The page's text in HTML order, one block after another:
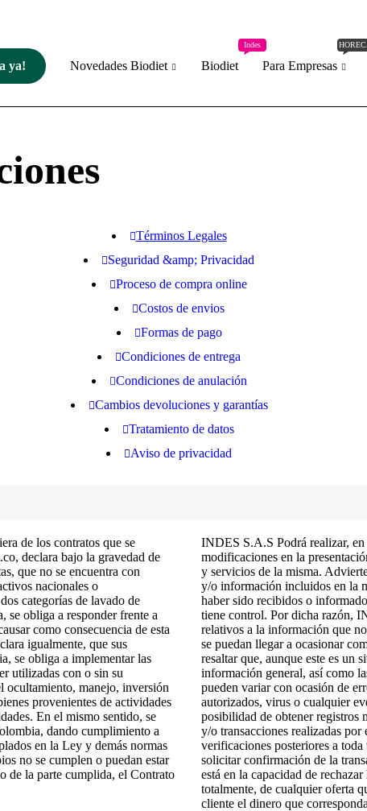
ya! Novedades Biodiet Biodiet
Indes
Para Empresas
Términos Legales
Seguridad &amp; Privacidad
Proceso de compra online
Costos de envios
Formas de pago
Condiciones de entrega
Condiciones de anulación
Cambios devoluciones y garantías
Tratamiento de datos
Aviso de privacidad
de los contratos que se
declara bajo la gravedad de
que no se encuentra con
nacionales o
categorías de lavado de
se obliga a responder frente a
como consecuencia de esta
igualmente, que sus
se obliga a implementar las
utilizadas con o sin su
ocultamiento, manejo, inversión
provenientes de actividades
En el mismo sentido, se
dando cumplimiento a
en la Ley y demás normas
no se cumplen o puedan estar
de la parte cumplida, el Contrato
INDES S.A.S Podrá realizar,
modificaciones en la
y servicios de la misma.
y/o información incluidos en la
haber sido recibidos o
tiene control. Por dicha razón,
relativos a la información que
se puedan llegar a ocasionar
resaltar que, aunque este es un
información general, así como
pueden variar con ocasión de
autorizados, virus o cualquier
posibilidad de obtener registros
y/o transacciones realizadas
verificaciones posteriores a
solicitar confirmación de la
está en la capacidad de
totalmente, de cualquier oferta
cliente el dinero que